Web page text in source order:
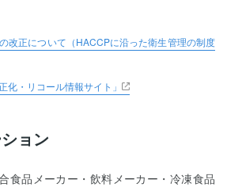
改正について（HACCPに沿った衛生管理の制度
化・リコール情報サイト」
ョン
食品メーカー・飲料メーカー・冷凍食品